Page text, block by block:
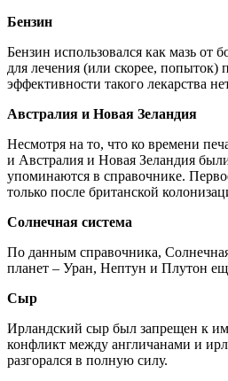
Бензин
Бензин использовался как мазь от
для лечения (или скорее,
эффективности такого лекарства
Австралия и Новая Зеландия
Несмотря на то, что ко времени
и Австралия и Новая Зеландия
упоминаются в справочнике.
только после британской
Солнечная система
По данным справочника,
планет – Уран, Нептун и Плутон
Сыр
Ирландский сыр был запрещен к
конфликт между англичанами и
разгорался в полную силу.